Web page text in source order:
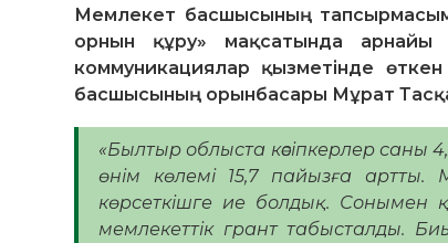
Мемлекет басшысының
орнын құру» мақсатында арнайы
коммуникациялар қызметінде
басшысының орынбасары Мұрат
«Былтыр облыста кәсіпкерлер саны
өнім көлемі 15,7 пайызға артты.
көрсеткішге ие болдық. Сонымен
мемлекеттік грант табысталды.